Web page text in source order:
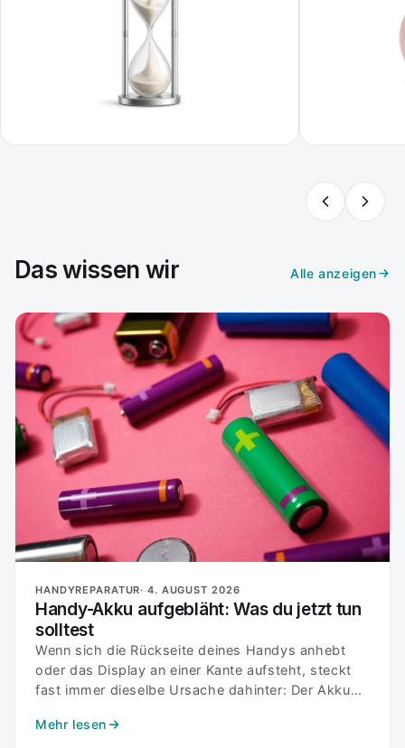
Das wissen wir Alle anzeigen
HANDYREPARATUR·4. AUGUST 2026
Handy-Akku aufgebläht: Was du jetzt tun
solltest
Wenn sich die Rückseite deines Handys anhebt
oder das Display an einer Kante aufsteht, steckt
fast immer dieselbe Ursache dahinter: Der Akku
Mehr lesen